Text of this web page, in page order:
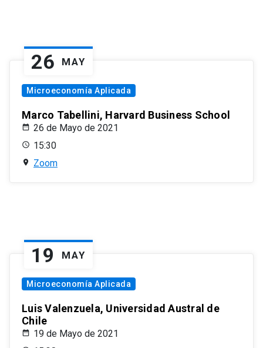
26 MAY
Microeconomía Aplicada
Marco Tabellini, Harvard Business School
26 de Mayo de 2021
15:30
Zoom
19 MAY
Microeconomía Aplicada
Luis Valenzuela, Universidad Austral de
Chile
19 de Mayo de 2021